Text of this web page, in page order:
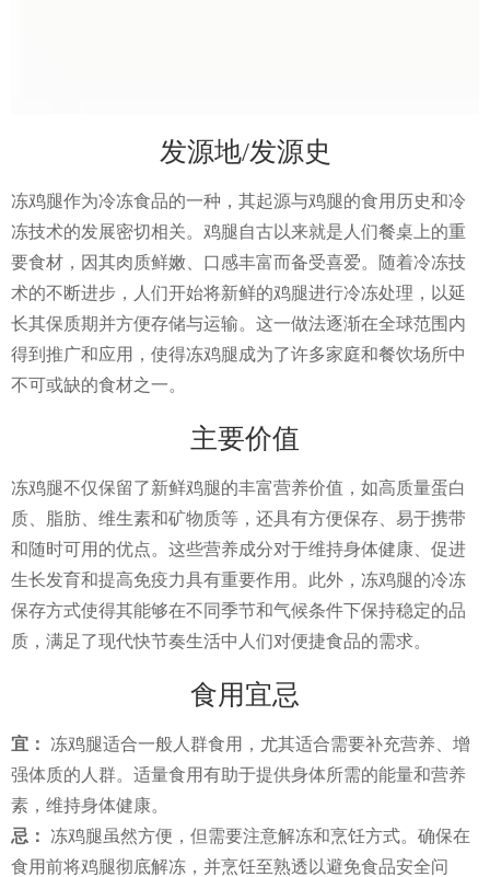
发源地/发源史
冻鸡腿作为冷冻食品的一种，其起源与鸡腿的食用历史和冷
冻技术的发展密切相关。鸡腿自古以来就是人们餐桌上的重
要食材，因其肉质鲜嫩、口感丰富而备受喜爱。随着冷冻技
术的不断进步，人们开始将新鲜的鸡腿进行冷冻处理，以延
长其保质期并方便存储与运输。这一做法逐渐在全球范围内
得到推广和应用，使得冻鸡腿成为了许多家庭和餐饮场所中
不可或缺的食材之一。
主要价值
冻鸡腿不仅保留了新鲜鸡腿的丰富营养价值，如高质量蛋白
质、脂肪、维生素和矿物质等，还具有方便保存、易于携带
和随时可用的优点。这些营养成分对于维持身体健康、促进
生长发育和提高免疫力具有重要作用。此外，冻鸡腿的冷冻
保存方式使得其能够在不同季节和气候条件下保持稳定的品
质，满足了现代快节奏生活中人们对便捷食品的需求。
食用宜忌
宜：
冻鸡腿适合一般人群食用，尤其适合需要补充营养、增
强体质的人群。适量食用有助于提供身体所需的能量和营养
素，维持身体健康。
忌：
冻鸡腿虽然方便，但需要注意解冻和烹饪方式。确保在
食用前将鸡腿彻底解冻，并烹饪至熟透以避免食品安全问